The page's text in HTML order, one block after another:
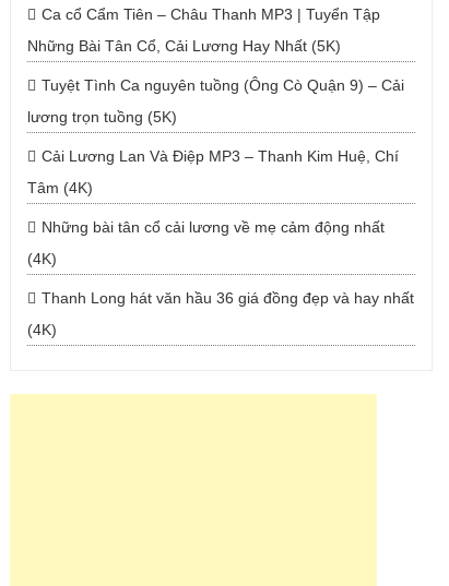
Ca cổ Cẩm Tiên – Châu Thanh MP3 | Tuyển Tập
Những Bài Tân Cổ, Cải Lương Hay Nhất (5K)
Tuyệt Tình Ca nguyên tuồng (Ông Cò Quận 9) – Cải
lương trọn tuồng (5K)
Cải Lương Lan Và Điệp MP3 – Thanh Kim Huệ, Chí
Tâm (4K)
Những bài tân cổ cải lương về mẹ cảm động nhất
(4K)
Thanh Long hát văn hầu 36 giá đồng đẹp và hay nhất
(4K)